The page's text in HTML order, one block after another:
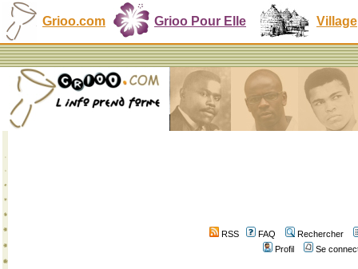
Grioo.com Grioo Pour Elle Village
RSS FAQ
Rechercher
Profil
Se